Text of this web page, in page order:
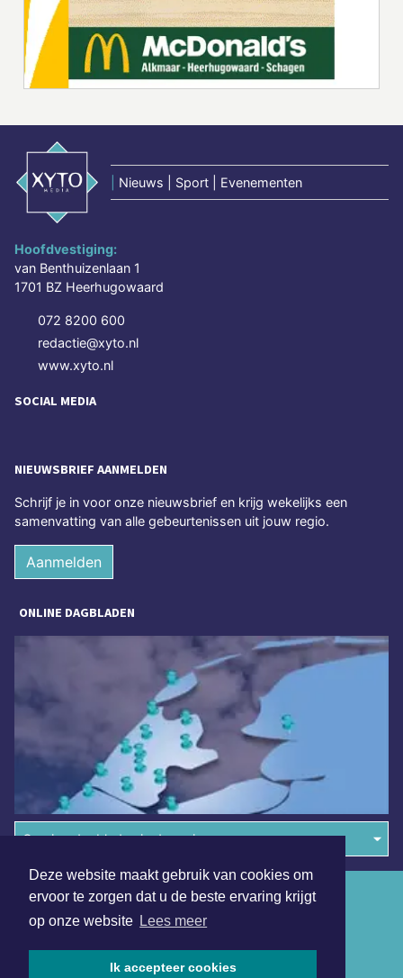
Deze website maakt gebruik van cookies om
ervoor te zorgen dat u de beste ervaring krijgt
op onze website Lees meer
Ik accepteer cookies
Nieuws | Sport | Evenementen
Hoofdvestiging:
van Benthuizenlaan 1
1701 BZ Heerhugowaard
072 8200 600
redactie@xyto.nl
www.xyto.nl
SOCIAL MEDIA
NIEUWSBRIEF AANMELDEN
Schrijf je in voor onze nieuwsbrief en krijg wekelijks een
samenvatting van alle gebeurtenissen uit jouw regio.
Aanmelden
ONLINE DAGBLADEN
Overige dagbladen in de regio
Algemene voorwaarden
Disclaimer